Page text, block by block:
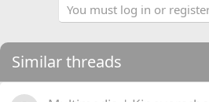
You must log in or
Similar threads